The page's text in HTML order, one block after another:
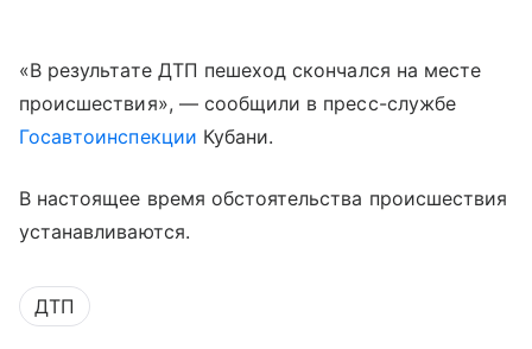
«В результате ДТП пешеход скончался на месте
происшествия», — сообщили в пресс-службе
Госавтоинспекции Кубани.
В настоящее время обстоятельства происшествия
устанавливаются.
ДТП